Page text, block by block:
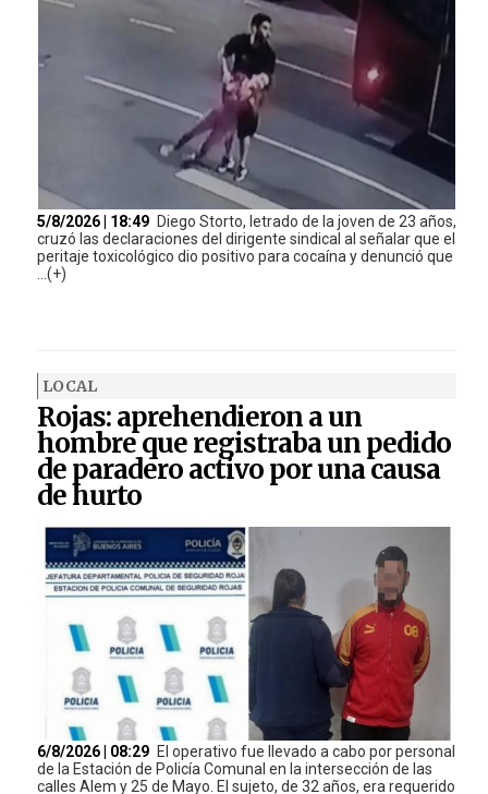
5/8/2026 | 18:49 Diego Storto, letrado de la joven de 23 años,
cruzó las declaraciones del dirigente sindical al señalar que el
peritaje toxicológico dio positivo para cocaína y denunció que
...(+)
LOCAL
Rojas: aprehendieron a un
hombre que registraba un pedido
de paradero activo por una causa
de hurto
6/8/2026 | 08:29 El operativo fue llevado a cabo por personal
de la Estación de Policía Comunal en la intersección de las
calles Alem y 25 de Mayo. El sujeto, de 32 años, era requerido